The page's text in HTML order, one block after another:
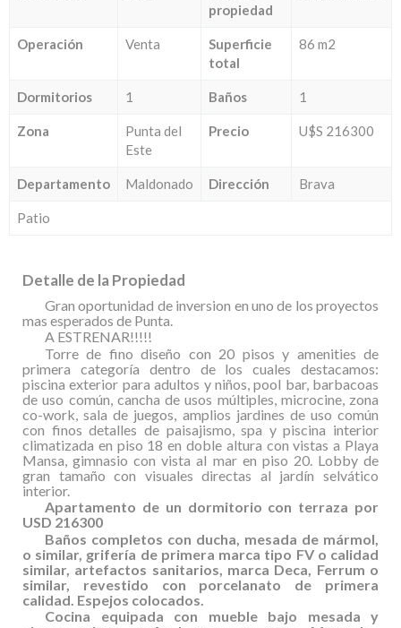
propiedad
Operación Venta
Superficie
total
86 m2
Dormitorios 1 Baños 1
Zona
Punta del
Este
Precio U$S 216300
Departamento Maldonado Dirección Brava
Patio
Detalle de la Propiedad
Gran oportunidad de inversion en uno de los proyectos
mas esperados de Punta.
A ESTRENAR!!!!!
Torre de fino diseño con 20 pisos y amenities de
primera categoría dentro de los cuales destacamos:
piscina exterior para adultos y niños, pool bar, barbacoas
de uso común, cancha de usos múltiples, microcine, zona
co-work, sala de juegos, amplios jardines de uso común
con finos detalles de paisajismo, spa y piscina interior
climatizada en piso 18 en doble altura con vistas a Playa
Mansa, gimnasio con vista al mar en piso 20. Lobby de
gran tamaño con visuales directas al jardín selvático
interior.
Apartamento de un dormitorio con terraza por
USD 216300
Baños completos con ducha, mesada de mármol,
o similar, grifería de primera marca tipo FV o calidad
similar, artefactos sanitarios, marca Deca, Ferrum o
similar, revestido con porcelanato de primera
calidad. Espejos colocados.
Cocina equipada con mueble bajo mesada y